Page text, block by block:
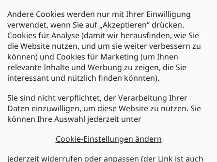
Andere Cookies werden nur mit Ihrer Einwilligung
verwendet, wenn Sie auf „Akzeptieren“ drücken.
Cookies für Analyse (damit wir herausfinden, wie Sie
die Website nutzen, und um sie weiter verbessern zu
können) und Cookies für Marketing (um Ihnen
relevante Inhalte und Werbung zu zeigen, die Sie
interessant und nützlich finden könnten).
Sie sind nicht verpflichtet, der Verarbeitung Ihrer
Daten einzuwilligen, um diese Website zu nutzen. Sie
können Ihre Auswahl jederzeit unter
Cookie-Einstellungen ändern
jederzeit widerrufen oder anpassen (der Link ist auch
Zahlarten:
Newsletter abonnieren
Legen Sie Ihre E-Mail ein und wir werden Ihnen Informationen
über neue Produkte in unserem E-Shop zusenden.
E-Mail